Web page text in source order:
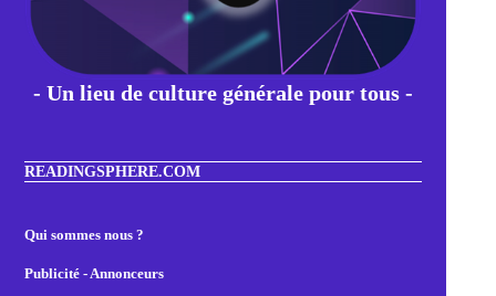
- Un lieu de culture générale pour tous -
READINGSPHERE.COM
Qui sommes nous ?
Publicité - Annonceurs